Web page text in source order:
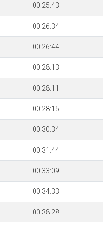
00:25:43
00:26:34
00:26:44
00:28:13
00:28:11
00:28:15
00:30:34
00:31:44
00:33:09
00:34:33
00:38:28